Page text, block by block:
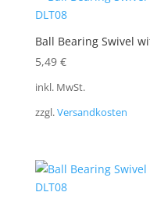
Ball Bearing Swivel
5,49 €
inkl. MwSt.
zzgl.Versandkosten